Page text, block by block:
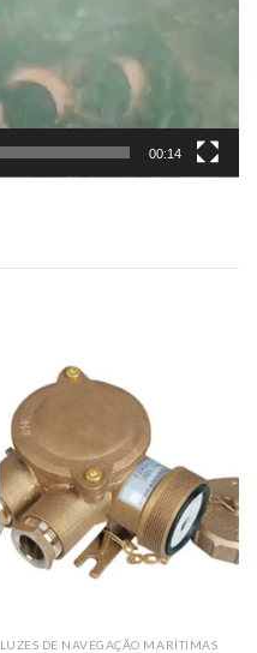
00:14
LUZES DE NAVEGAÇÃO MARÍTIMAS